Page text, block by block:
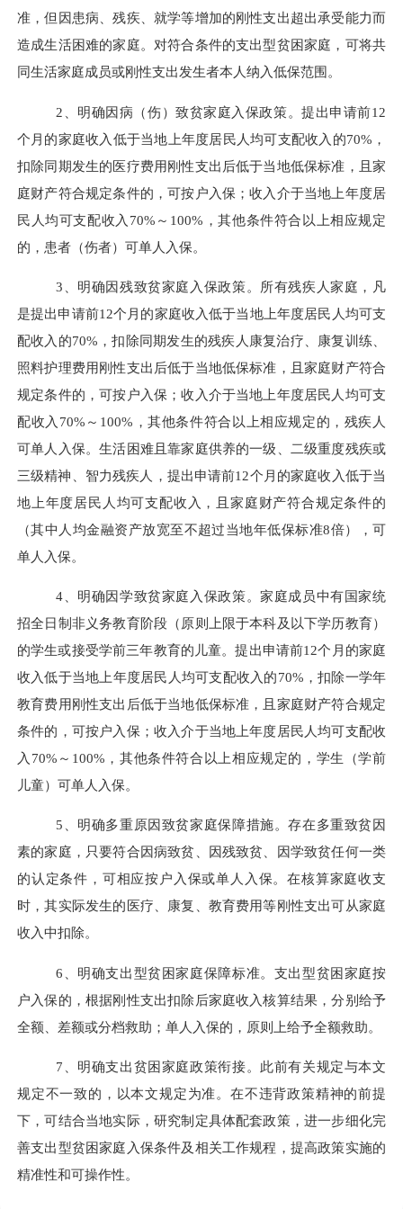
准，但因患病、残疾、就学等增加的刚性支出超出承受能力而
造成生活困难的家庭。对符合条件的支出型贫困家庭，可将共
同生活家庭成员或刚性支出发生者本人纳入低保范围。
2、明确因病（伤）致贫家庭入保政策。提出申请前12
个月的家庭收入低于当地上年度居民人均可支配收入的70% ，
扣除同期发生的医疗费用刚性支出后低于当地低保标准，且家
庭财产符合规定条件的，可按户入保；收入介于当地上年度居
民人均可支配收入 70% ～ 100% ，其他条件符合以上相应规定
的，患者（伤者）可单人入保。
3、明确因残致贫家庭入保政策。所有残疾人家庭， 凡
是提出申请前12个月的家庭收入低于当地上年度居民人均可支
配收入的70% ，扣除同期发生的残疾人康复治疗、康复训练、
照料护理费用刚性支出后低于当地低保标准，且家庭财产符合
规定条件的，可按户入保；收入介于当地上年度居民人均可支
配收入 70% ～ 100% ，其他条件符合以上相应规定的，残疾人
可单人入保。生活困难且靠家庭供养的一级、二级重度残疾或
三级精神、智力残疾人，提出申请前12个月的家庭收入低于当
地上年度居民人均可支配收入，且家庭财产符合规定条件的
（其中人均金融资产放宽至不超过当地年低保标准8倍），可
单人入保。
4、明确因学致贫家庭入保政策。家庭成员中有国家统
招全日制非义务教育阶段（原则上限于本科及以下学历教育）
的学生或接受学前三年教育的儿童。提出申请前12个月的家庭
收入低于当地上年度居民人均可支配收入的70% ，扣除一学年
教育费用刚性支出后低于当地低保标准，且 家庭财产符合规定
条件的，可按户入保；收入介于当地上年度居民人均可支配收
入 70% ～ 100% ，其他条件符合以上相应规定的，学生（学前
儿童）可单人入保。
5、明确多重原因致贫家庭保障措施。存在多重致贫因
素的家庭，只要符合因病致贫、因残致贫、因学致贫任何一类
的认定条件，可相应按户入保或单人入保。在核算家庭收支
时，其实际发生的医疗、康复、教育费用等刚性支出可从家庭
收入中扣除。
6、明确支出型贫困家庭保障标准。 支出型贫困家庭按
户入保的，根据刚性支出扣除后家庭收入核算结果，分别给予
全额、差额或分档救助；单人入保的，原则上给予全额救助。
7、明确支出贫困家庭政策衔接。 此前有关规定与本文
规定不一致的，以本文规定为准。在不违背政策精神的前提
下，可结合当地实际，研究制定具体配套政策，进一步细化完
善支出型贫困家庭入保条件及相关工作规程，提高政策实施的
精准性和可操作性。